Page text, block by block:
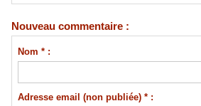
Nouveau commentaire :
Nom * :
Adresse email (non publiée) * :